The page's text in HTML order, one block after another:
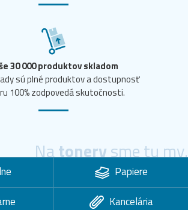
30 000 produktov skladom
sú plné produktov a dostupnosť
100% zodpovedá skutočnosti.
Natonerysme tu my.
Papiere
Kancelária